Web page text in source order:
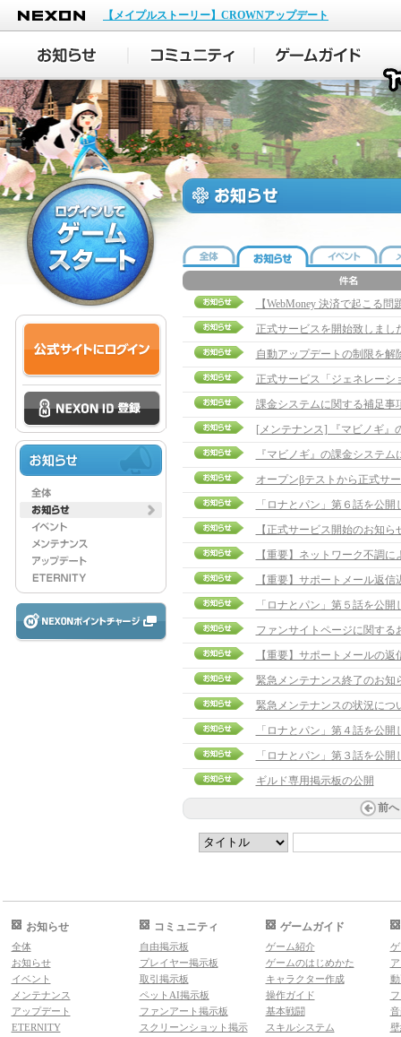
NEXON
【メイプルストーリー】CROWNアップデート
【WebMoney 決済で起こる問
正式サービスを開始致しまし
自動アップデートの制限を解
正式サービス「ジェネレーシ
課金システムに関する補足
[メンテナンス] 『マビノギ』
『マビノギ』の課金システ
オープンβテストから正式サ
「ロナとパン」第６話を公開
【正式サービス開始のお知ら
【重要】ネットワーク不調
【重要】サポートメール返信
「ロナとパン」第５話を公開
ファンサイトページに関する
【重要】サポートメールの返
緊急メンテナンス終了のお知
緊急メンテナンスの状況につ
「ロナとパン」第４話を公開
「ロナとパン」第３話を公開
ギルド専用掲示板の公開
前へ
お知らせ
全体
お知らせ
イベント
メンテナンス
アップデート
ETERNITY
コミュニティ
自由掲示板
プレイヤー掲示板
取引掲示板
ペットAI掲示板
ファンアート掲示板
スクリーンショット掲示
ゲームガイド
ゲーム紹介
ゲームのはじめかた
キャラクター作成
操作ガイド
基本戦闘
スキルシステム